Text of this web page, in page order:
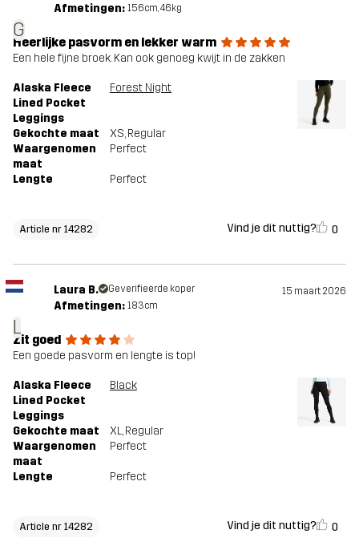
G
Afmetingen: 156cm, 46kg
Heerlijke pasvorm en lekker warm
Een hele fijne broek. Kan ook genoeg kwijt in de zakken
Alaska Fleece
Lined Pocket
Leggings
Forest Night
Gekochte maat XS, Regular
Waargenomen
maat
Perfect
Lengte Perfect
Article nr 14282 Vind je dit nuttig? 0
L
Laura B. Geverifieerde koper 15 maart 2026
Afmetingen: 183cm
Zit goed
Een goede pasvorm en lengte is top!
Alaska Fleece
Lined Pocket
Leggings
Black
Gekochte maat XL, Regular
Waargenomen
maat
Perfect
Lengte Perfect
Article nr 14282 Vind je dit nuttig? 0